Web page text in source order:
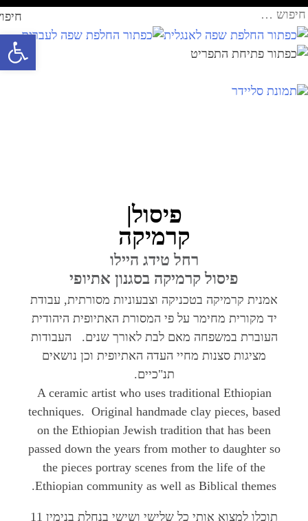
Skip
to
content
מעבר
לתוכן
חיפוש:
פיסול|
קרמיקה
רחל טידג היילו
פיסול קרמיקה בסגנון אתיופי
אמנית קרמיקה בטכניקה וצבעוניות מסורתית, עבודת
יד מקורית מחימר על פי המסורת האתיופית היהודית
העוברת במשפחה מאם לבת לאורך שנים.
העבודות
מציגות סצנות מחיי העדה האתיופית וכן נושאים
תנ"כיים.
A ceramic artist who uses traditional Ethiopian
techniques. Original handmade clay pieces, based
on the Ethiopian Jewish tradition that has been
passed down the years from mother to daughter so
the pieces portray scenes from the life of the
Ethiopian community as well as Biblical themes.
תוכלו למצוא אותי כל שלישי ושישי בנחלת בנימין 11
פתח